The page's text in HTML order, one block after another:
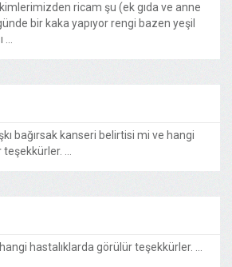
ricam şu (ek gıda ve anne
bir kaka yapıyor rengi bazen yeşil
bağırsak kanseri belirtisi mi ve hangi
...
hastalıklarda görülür teşekkürler. ...